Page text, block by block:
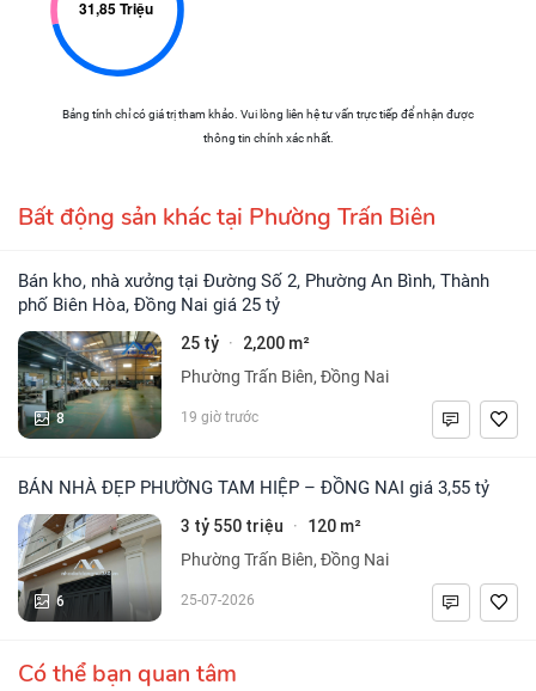
Bảng tính chỉ có giá trị tham khảo. Vui lòng liên hệ tư vấn trực tiếp để nhận được
thông tin chính xác nhất.
Bất động sản khác tại Phường Trấn Biên
Bán kho, nhà xưởng tại Đường Số 2, Phường An Bình, Thành
phố Biên Hòa, Đồng Nai giá 25 tỷ
8
25 tỷ · 2,200 m²
Phường Trấn Biên, Đồng Nai
19 giờ trước
BÁN NHÀ ĐẸP PHƯỜNG TAM HIỆP – ĐỒNG NAI giá 3,55 tỷ
6
3 tỷ 550 triệu · 120 m²
Phường Trấn Biên, Đồng Nai
25-07-2026
Có thể bạn quan tâm